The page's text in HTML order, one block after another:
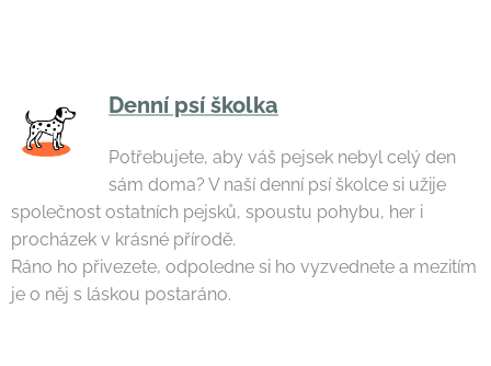
Denní psí školka
Potřebujete, aby váš pejsek nebyl celý den
sám doma? V naší denní psí školce si užije
společnost ostatních pejsků, spoustu pohybu, her i
procházek v krásné přírodě.
Ráno ho přivezete, odpoledne si ho vyzvednete a mezitím
je o něj s láskou postaráno.